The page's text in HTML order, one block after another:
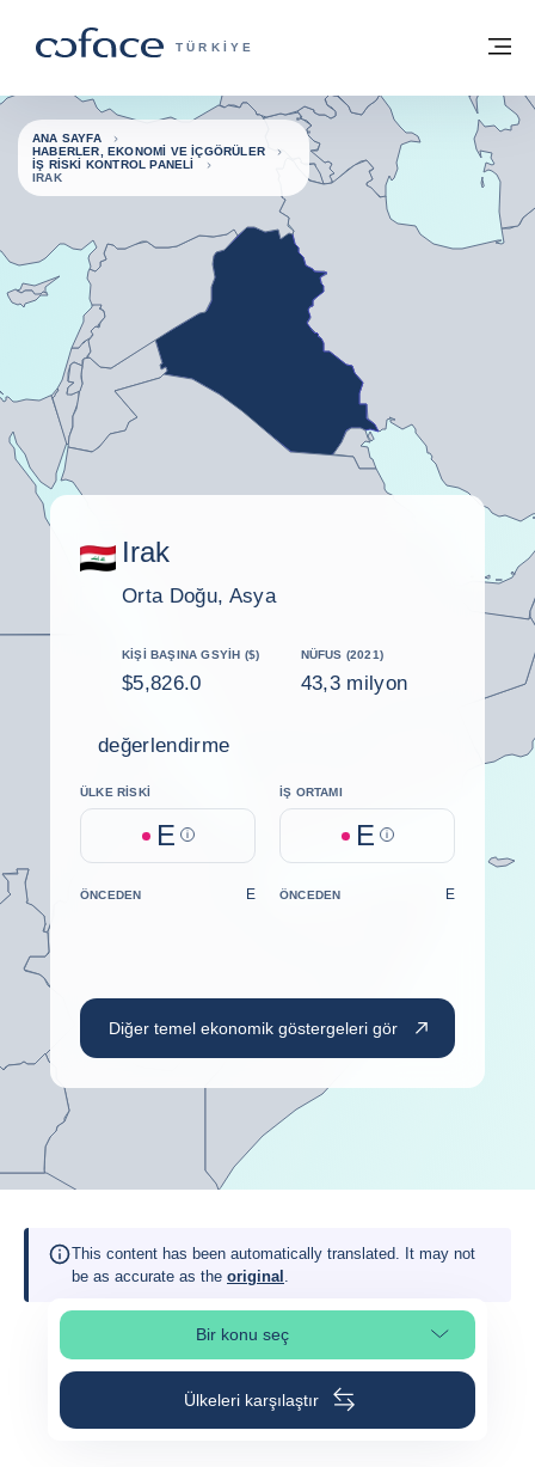
TICARET IÇIN COFACE - GRUP WEB
TÜRKIYE
ana sayfaya geri dön
ANA SAYFA
HABERLER, EKONOMI VE İÇGÖRÜLER
İŞ RISKI KONTROL PANELI
IRAK
Irak
Orta Doğu, Asya
KIŞI BAŞINA GSYİH ($)
$5,826.0
NÜFUS (2021)
43,3 milyon
değerlendirme
ÜLKE RISKI
E Help
İŞ ORTAMI
E Help
ÖNCEDEN E ÖNCEDEN E
Diğer temel ekonomik göstergeleri gör
This content has been automatically translated. It may not
be as accurate as the original .
Bir konu seçSayfa bölümünü seç
Ülkeleri karşılaştır